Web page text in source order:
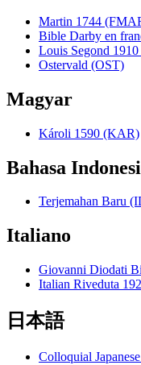
Martin 1744
Bible Darby en
Louis Segond
Ostervald (OST)
Magyar
Károli 1590 (KAR)
Bahasa
Terjemahan Baru
Italiano
Giovanni Diodati
Italian Riveduta
日本語
Colloquial